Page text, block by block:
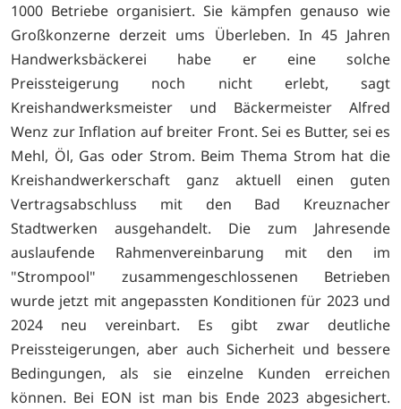
1000 Betriebe organisiert. Sie kämpfen genauso wie
Großkonzerne derzeit ums Überleben. In 45 Jahren
Handwerksbäckerei habe er eine solche
Preissteigerung noch nicht erlebt, sagt
Kreishandwerksmeister und Bäckermeister Alfred
Wenz zur Inflation auf breiter Front. Sei es Butter, sei es
Mehl, Öl, Gas oder Strom. Beim Thema Strom hat die
Kreishandwerkerschaft ganz aktuell einen guten
Vertragsabschluss mit den Bad Kreuznacher
Stadtwerken ausgehandelt. Die zum Jahresende
auslaufende Rahmenvereinbarung mit den im
"Strompool" zusammengeschlossenen Betrieben
wurde jetzt mit angepassten Konditionen für 2023 und
2024 neu vereinbart. Es gibt zwar deutliche
Preissteigerungen, aber auch Sicherheit und bessere
Bedingungen, als sie einzelne Kunden erreichen
können. Bei EON ist man bis Ende 2023 abgesichert.